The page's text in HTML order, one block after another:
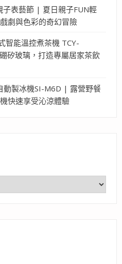
表藝節 | 夏日親子FUN輕
劇與色彩的奇幻冒險
智能溫控煮茶機 TCY-
矽玻璃，打造專屬居家茶飲
動製冰機SI-M6D | 露營野餐
快速享受沁涼體驗